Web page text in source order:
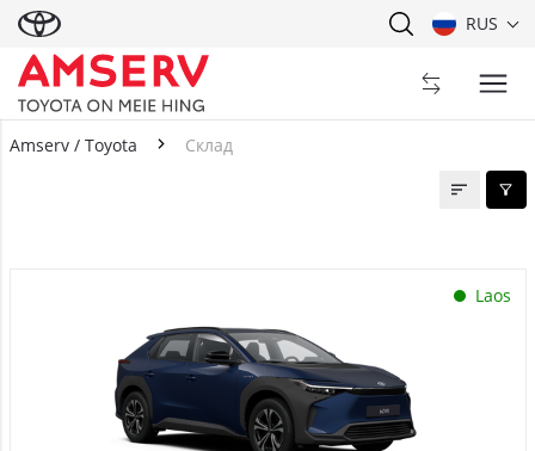
RUS
Amserv / Toyota Склад
Laos